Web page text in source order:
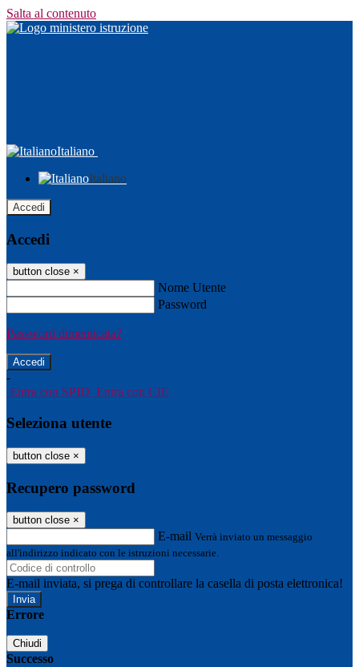
Salta al contenuto
Italiano
Italiano
Accedi
Accedi
button close ×
Nome Utente
Password
Password dimenticata?
-
Entra con SPID Entra con CIE
Seleziona utente
button close ×
Recupero password
button close ×
E-mail Verrà inviato un messaggio
all'indirizzo indicato con le istruzioni necessarie.
E-mail inviata, si prega di controllare la casella di posta elettronica!
Errore
Chiudi
Successo